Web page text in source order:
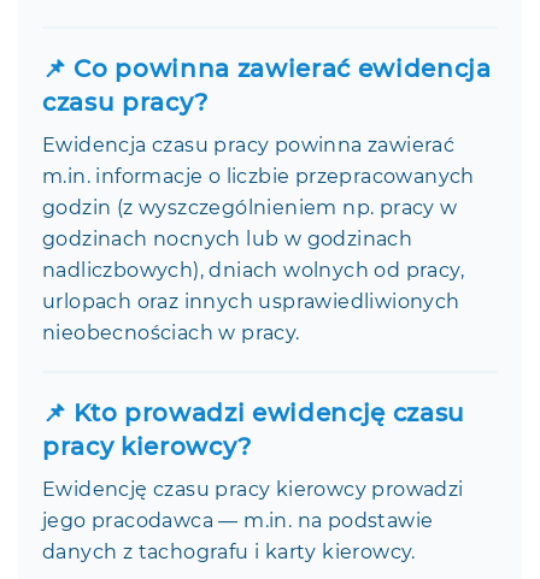
📌 Co powinna zawierać ewidencja
czasu pracy?
Ewidencja czasu pracy powinna zawierać
m.in. informacje o liczbie przepracowanych
godzin (z wyszczególnieniem np. pracy w
godzinach nocnych lub w godzinach
nadliczbowych), dniach wolnych od pracy,
urlopach oraz innych usprawiedliwionych
nieobecnościach w pracy.
📌 Kto prowadzi ewidencję czasu
pracy kierowcy?
Ewidencję czasu pracy kierowcy prowadzi
jego pracodawca — m.in. na podstawie
danych z tachografu i karty kierowcy.